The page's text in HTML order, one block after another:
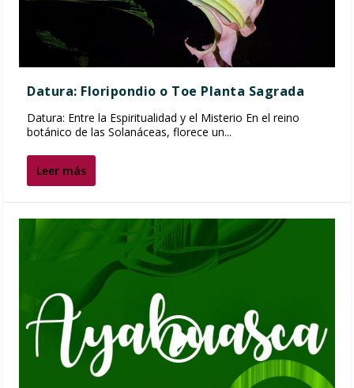
Datura: Floripondio o Toe Planta Sagrada
Datura: Entre la Espiritualidad y el Misterio En el reino
botánico de las Solanáceas, florece un...
Leer más